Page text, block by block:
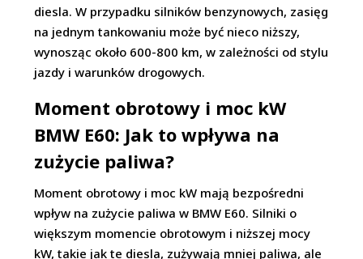
diesla. W przypadku silników benzynowych, zasięg
na jednym tankowaniu może być nieco niższy,
wynosząc około 600-800 km, w zależności od stylu
jazdy i warunków drogowych.
Moment obrotowy i moc kW
BMW E60: Jak to wpływa na
zużycie paliwa?
Moment obrotowy i moc kW mają bezpośredni
wpływ na zużycie paliwa w BMW E60. Silniki o
większym momencie obrotowym i niższej mocy
kW, takie jak te diesla, zużywają mniej paliwa, ale